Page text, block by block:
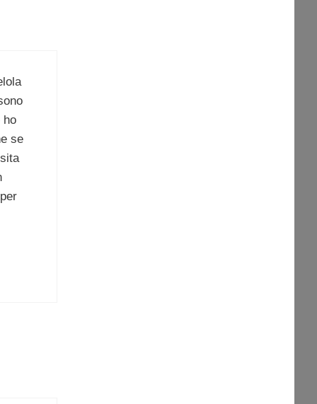
ho
se